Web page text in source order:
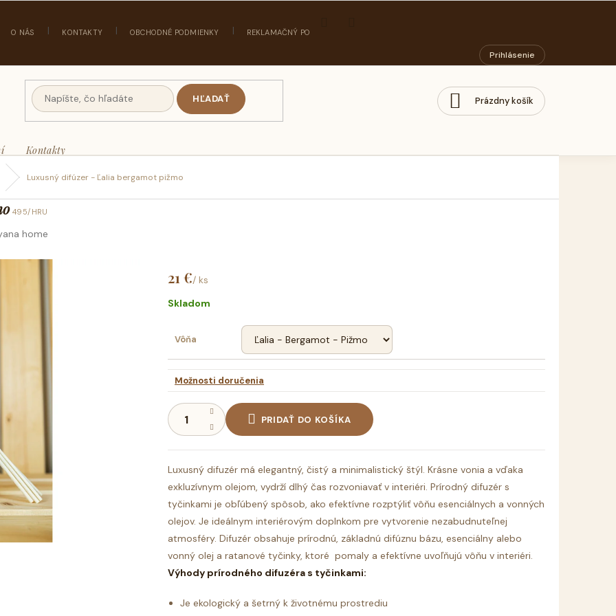
O NÁS KONTAKTY OBCHODNÉ PODMIENKY REKLAMAČNÝ PORIADOK
Prihlásenie
HĽADAŤ
NÁKUPNÝ
Prázdny košík
Kontakty
Luxusný difúzer - Ľalia bergamot pižmo
495/HRU
home
21 €/ ks
cena:
Skladom
Vôňa
Možnosti doručenia
PRIDAŤ DO KOŠÍKA
Luxusný difuzér má elegantný, čistý a minimalistický štýl. Krásne vonia a vďaka
exkluzívnym olejom, vydrží dlhý čas rozvoniavať v interiéri. Prírodný difuzér s
tyčinkami je obľúbený spôsob, ako efektívne rozptýliť vôňu esenciálnych a vonných
olejov. Je ideálnym interiérovým doplnkom pre vytvorenie nezabudnuteľnej
atmosféry. Difuzér obsahuje prírodnú, základnú difúznu bázu, esenciálny alebo
vonný olej a ratanové tyčinky, ktoré pomaly a efektívne uvoľňujú vôňu v interiéri.
Výhody prírodného difuzéra s tyčinkami:
Je ekologický a šetrný k životnému prostrediu